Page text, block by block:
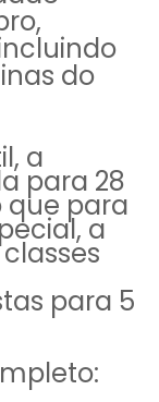
do
a
para 28
que para
a
para 5